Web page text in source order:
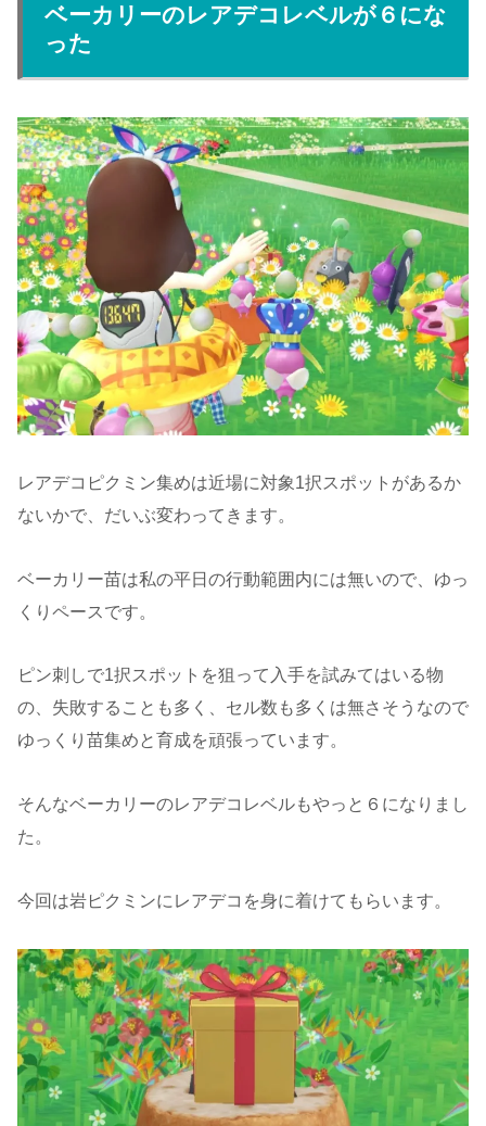
ベーカリーのレアデコレベルが６にな
った
レアデコピクミン集めは近場に対象1択スポットがあるか
ないかで、だいぶ変わってきます。
ベーカリー苗は私の平日の行動範囲内には無いので、ゆっ
くりペースです。
ピン刺しで1択スポットを狙って入手を試みてはいる物
の、失敗することも多く、セル数も多くは無さそうなので
ゆっくり苗集めと育成を頑張っています。
そんなベーカリーのレアデコレベルもやっと６になりまし
た。
今回は岩ピクミンにレアデコを身に着けてもらいます。